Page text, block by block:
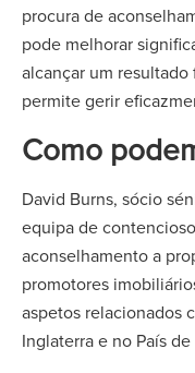
procura de
pode melhorar
alcançar um
permite gerir
Como
David Burns, sócio
equipa de
aconselhamento a
promotores
aspetos relacionados
Inglaterra e no País de